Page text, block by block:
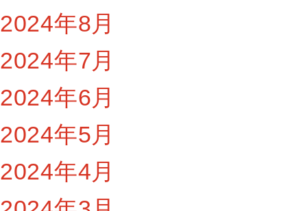
2024年8月
2024年7月
2024年6月
2024年5月
2024年4月